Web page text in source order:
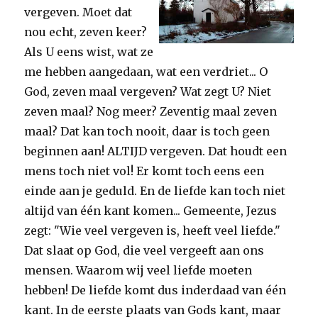
vergeven. Moet dat
nou echt, zeven keer?
Als U eens wist, wat ze
me hebben aangedaan, wat een verdriet... O
God, zeven maal vergeven? Wat zegt U? Niet
zeven maal? Nog meer? Zeventig maal zeven
maal? Dat kan toch nooit, daar is toch geen
beginnen aan! ALTIJD vergeven. Dat houdt een
mens toch niet vol! Er komt toch eens een
einde aan je geduld. En de liefde kan toch niet
altijd van één kant komen... Gemeente, Jezus
zegt: "Wie veel vergeven is, heeft veel liefde."
Dat slaat op God, die veel vergeeft aan ons
mensen. Waarom wij veel liefde moeten
hebben! De liefde komt dus inderdaad van één
kant. In de eerste plaats van Gods kant, maar